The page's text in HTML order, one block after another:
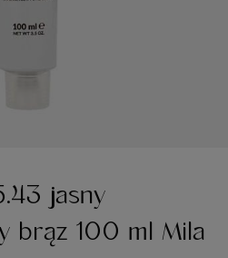
jasny
brąz 100 ml Mila